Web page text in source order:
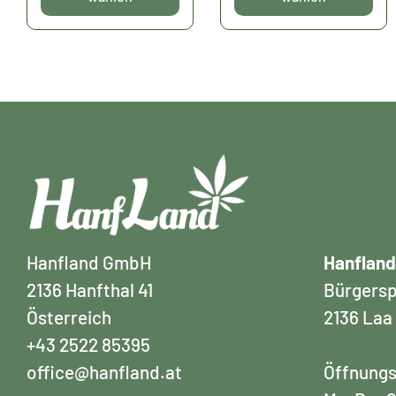
Hanfland GmbH
2136 Hanfthal 41
Österreich
+43 2522 85395
office@hanfland.at
2136